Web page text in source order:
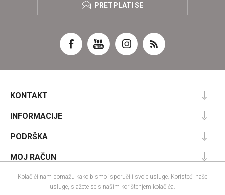
PRETPLATI SE
KONTAKT
INFORMACIJE
PODRŠKA
MOJ RAČUN
Kolačići nam pomažu kako bismo isporučili svoje usluge. Koristeći naše
usluge, slažete se s našim korištenjem kolačića.